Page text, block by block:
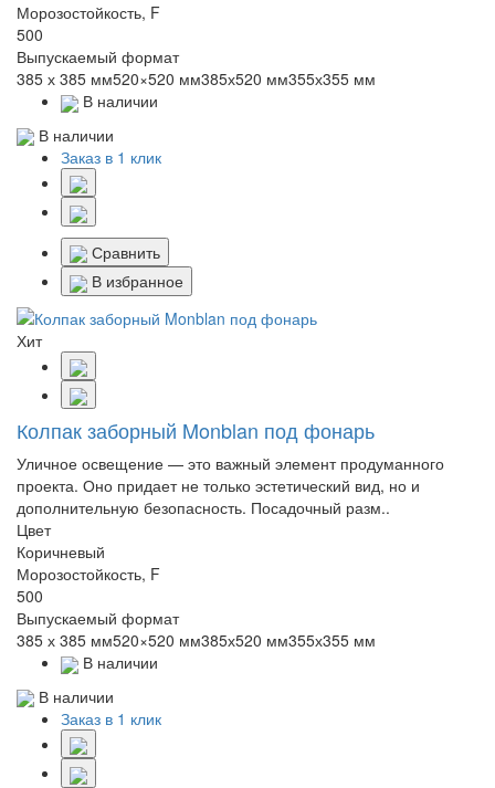
Морозостойкость, F
500
Выпускаемый формат
385 х 385 мм520×520 мм385х520 мм355х355 мм
В наличии
В наличии
Заказ в 1 клик
Сравнить
В избранное
Хит
Колпак заборный Monblan под фонарь
Уличное освещение — это важный элемент продуманного
проекта. Оно придает не только эстетический вид, но и
дополнительную безопасность. Посадочный разм..
Цвет
Коричневый
Морозостойкость, F
500
Выпускаемый формат
385 х 385 мм520×520 мм385х520 мм355х355 мм
В наличии
В наличии
Заказ в 1 клик